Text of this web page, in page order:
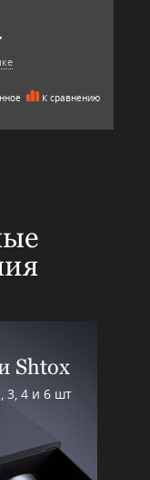
К сравнению
Shtox
3, 4 и 6 шт